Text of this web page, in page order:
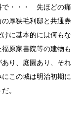
で・・・ 先ほどの痛
厚狭毛利邸と共通券
に基本的には何もな
原家書院等の建物も
り、庭園あり、それ
この城は明治初期に
。